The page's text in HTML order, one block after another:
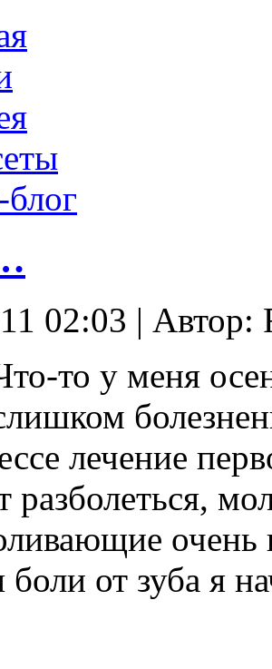
02:03 | Автор:
то у меня
лечение
разболеться,
очень
боли от зуба я